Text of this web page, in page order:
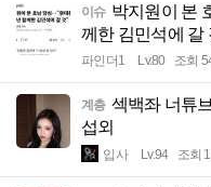
이슈 박지원이 본
께한 김민석에 갈
파인더1 Lv.80 조회
계층 섹백좌 너튜
섭외
입사 Lv.94 조회